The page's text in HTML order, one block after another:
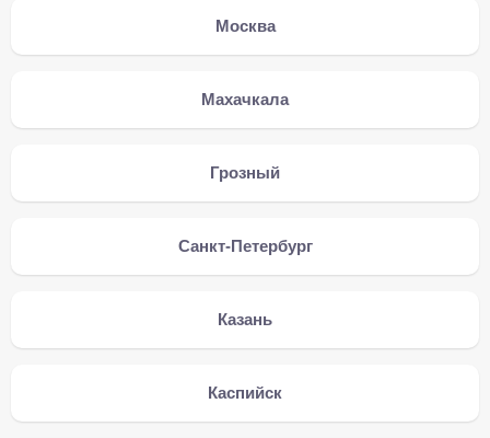
Москва
Махачкала
Грозный
Санкт-Петербург
Казань
Каспийск